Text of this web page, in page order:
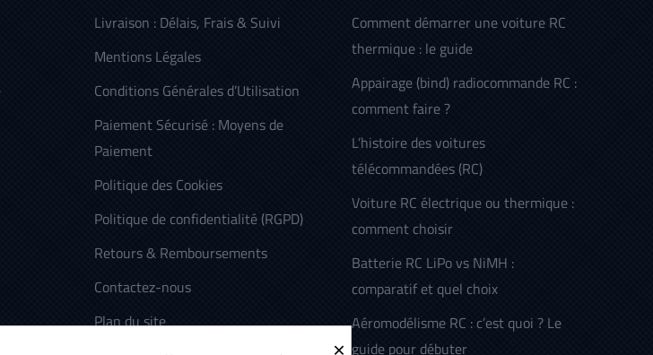
Livraison : Délais, Frais & Suivi
Mentions Légales
Conditions Générales d’Utilisation
Paiement Sécurisé : Moyens de
Paiement
Politique des Cookies
Politique de confidentialité (RGPD)
Retours & Remboursements
Contactez-nous
Plan du site
Comment démarrer une voiture RC
thermique : le guide
Appairage (bind) radiocommande RC :
comment faire ?
L’histoire des voitures
télécommandées (RC)
Voiture RC électrique ou thermique :
comment choisir
Batterie RC LiPo vs NiMH :
comparatif et quel choix
Aéromodélisme RC : c’est quoi ? Le
guide pour débuter
×